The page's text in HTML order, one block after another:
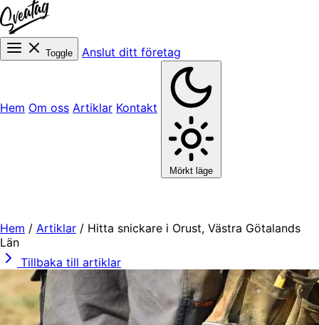
Toggle Anslut ditt företag
Hem Om oss Artiklar Kontakt
Mörkt läge
Hem / Artiklar / Hitta snickare i Orust, Västra Götalands
Län
Tillbaka till artiklar